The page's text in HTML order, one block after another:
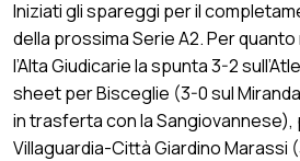
Iniziati gli spareggi per il
della prossima Serie A2. Per
l’Alta Giudicarie la spunta 3-2
sheet per Bisceglie (3-0 sul
in trasferta con la
Villaguardia-Città Giardino Marassi